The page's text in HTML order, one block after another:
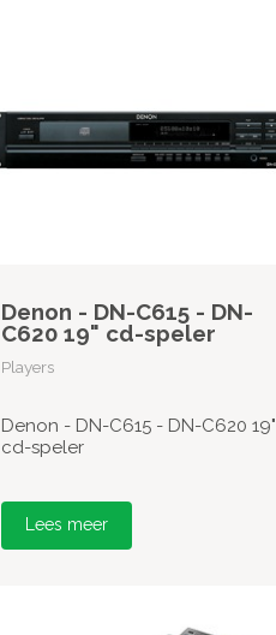
Denon - DN-C615 - DN-
C620 19" cd-speler
Players
Denon - DN-C615 - DN-C620 19"
cd-speler
Lees meer